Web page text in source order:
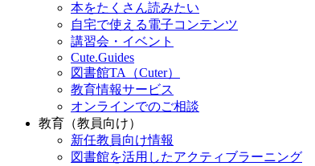
本をたくさん読みたい
自宅で使える電子コンテンツ
講習会・イベント
Cute.Guides
図書館TA（Cuter）
教育情報サービス
オンラインでのご相談
教育（教員向け）
新任教員向け情報
図書館を活用したアクティブラーニング